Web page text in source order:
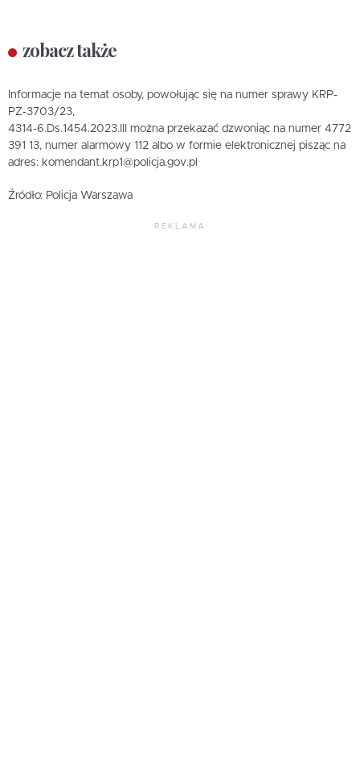
zobacz także
Informacje na temat osoby, powołując się na numer sprawy KRP-
PZ-3703/23,
4314-6.Ds.1454.2023.III można przekazać dzwoniąc na numer 4772
391 13, numer alarmowy 112 albo w formie elektronicznej pisząc na
adres: komendant.krp1@policja.gov.pl
Źródło: Policja Warszawa
REKLAMA